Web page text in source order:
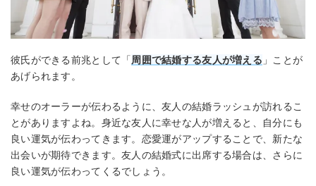
彼氏ができる前兆として「周囲で結婚する友人が増える 」ことが
あげられます。
幸せのオーラーが伝わるように、友人の結婚ラッシュが訪れるこ
とがありますよね。身近な友人に幸せな人が増えると、自分にも
良い運気が伝わってきます。恋愛運がアップすることで、新たな
出会いが期待できます。友人の結婚式に出席する場合は、さらに
良い運気が伝わってくるでしょう。